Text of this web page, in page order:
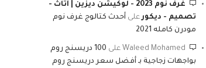
غرف نوم 2023 - لوكيشن ديزين | أثاث -
تصميم - ديكورعلى أحدث كتالوج غرف نوم
مودرن كامله 2021
Waleed Mohamed على
100 دريسنج روم
بواجهات زجاجية بـ أفضل سعر دريسنج روم